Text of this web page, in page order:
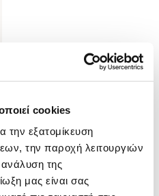
cookies
την εξατομίκευση
την παροχή λειτουργιών
της
μας είναι σας